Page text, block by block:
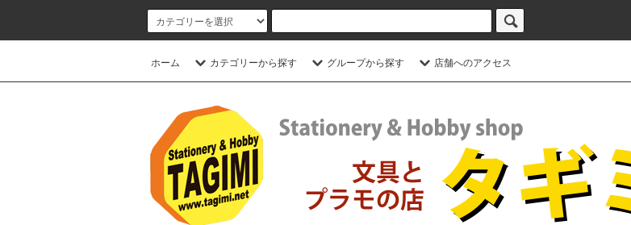
ホーム カテゴリーから探す グループから探す 店舗へのアクセス